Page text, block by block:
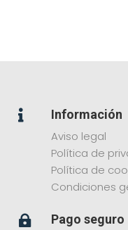

Información
Aviso legal
Política de
Política de
Condiciones
 Pago seguro